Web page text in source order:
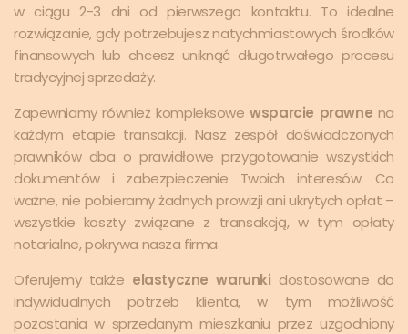
w ciągu 2-3 dni od pierwszego kontaktu. To idealne
rozwiązanie, gdy potrzebujesz natychmiastowych środków
finansowych lub chcesz uniknąć długotrwałego procesu
tradycyjnej sprzedaży.
Zapewniamy również kompleksowewsparcie prawne na
każdym etapie transakcji. Nasz zespół doświadczonych
prawników dba o prawidłowe przygotowanie wszystkich
dokumentów i zabezpieczenie Twoich interesów. Co
ważne, nie pobieramy żadnych prowizji ani ukrytych opłat –
wszystkie koszty związane z transakcją, w tym opłaty
notarialne, pokrywa nasza firma.
Oferujemy także elastyczne warunki dostosowane do
indywidualnych potrzeb klienta, w tym możliwość
pozostania w sprzedanym mieszkaniu przez uzgodniony